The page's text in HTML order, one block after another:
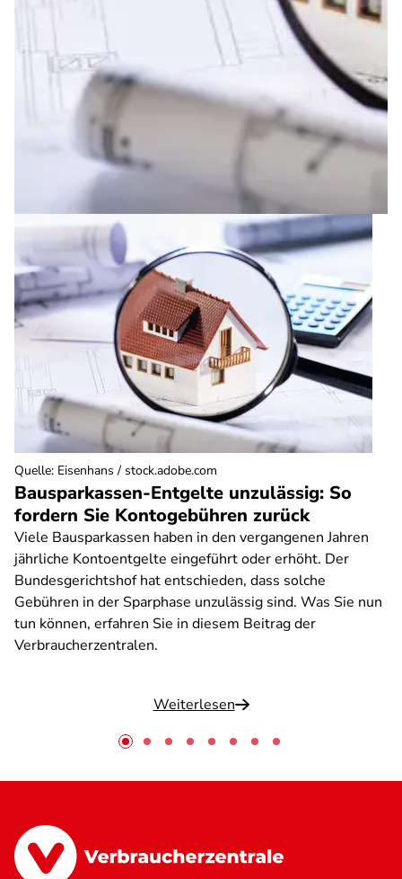
Bausparkassen-Entgelte unzulässig: So
fordern Sie Kontogebühren zurück
Viele Bausparkassen haben in den vergangenen Jahren
jährliche Kontoentgelte eingeführt oder erhöht. Der
Bundesgerichtshof hat entschieden, dass solche
Gebühren in der Sparphase unzulässig sind. Was Sie nun
tun können, erfahren Sie in diesem Beitrag der
Verbraucherzentralen.
Weiterlesen
Quelle: Eisenhans / stock.adobe.com